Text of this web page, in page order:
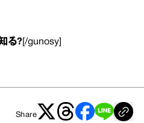
る? [/gunosy]
Share